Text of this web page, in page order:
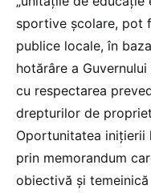
sportive școlare, pot
publice locale, în
hotărâre a
cu respectarea
drepturilor de
Oportunitatea inițierii
prin memorandum
obiectivă și temeinică